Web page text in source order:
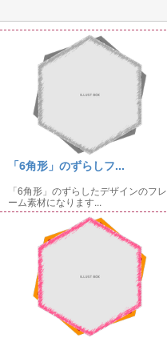
「6角形」のずらしフ...
「6角形」のずらしたデザインのフレ
ーム素材になります...